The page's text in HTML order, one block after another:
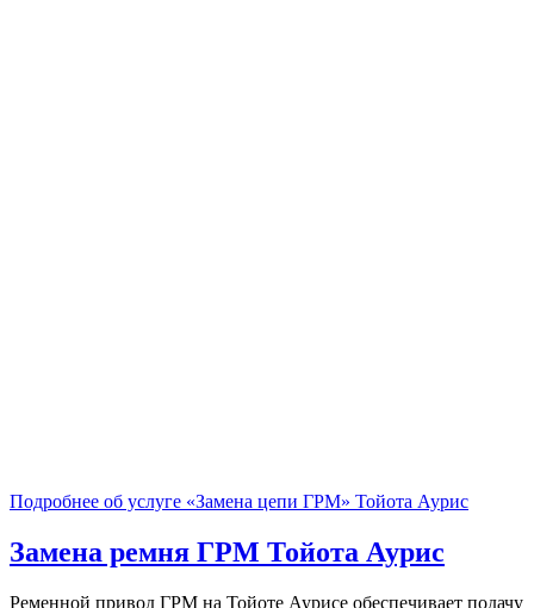
Подробнее об услуге «Замена цепи ГРМ» Тойота Аурис
Замена ремня ГРМ Тойота Аурис
Ременной привод ГРМ на Тойоте Аурисе обеспечивает подачу